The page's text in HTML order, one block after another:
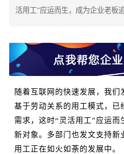
活用工”应运而生，成为企业老板
随着互联网的快速发展，我们
基于劳动关系的用工模式，已
需求，这时“灵活用工”应运而
新对象。多部门也发文支持新
用工正在如火如荼的发展中。